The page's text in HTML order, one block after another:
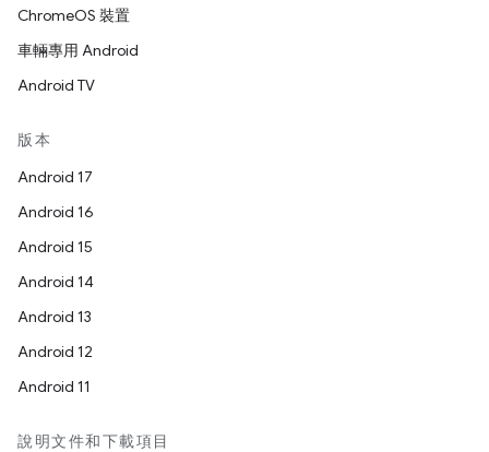
ChromeOS 裝置
車輛專用 Android
Android TV
版本
Android 17
Android 16
Android 15
Android 14
Android 13
Android 12
Android 11
說明文件和下載項目